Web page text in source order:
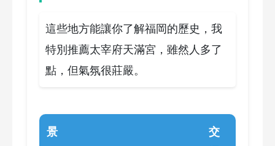
這些地方能讓你了解福岡的歷史，我
特別推薦太宰府天滿宮，雖然人多了
點，但氣氛很莊嚴。
景
交